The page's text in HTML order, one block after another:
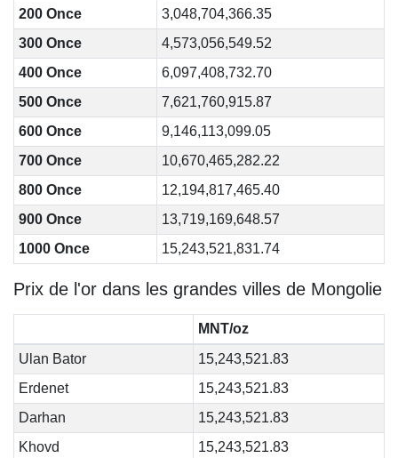
200 Once
3,048,704,366.35
300 Once
4,573,056,549.52
400 Once
6,097,408,732.70
500 Once
7,621,760,915.87
600 Once
9,146,113,099.05
700 Once
10,670,465,282.22
800 Once
12,194,817,465.40
900 Once
13,719,169,648.57
1000 Once
15,243,521,831.74
Prix de l'or dans les grandes villes de Mongolie
MNT/oz
Ulan Bator
15,243,521.83
Erdenet
15,243,521.83
Darhan
15,243,521.83
Khovd
15,243,521.83